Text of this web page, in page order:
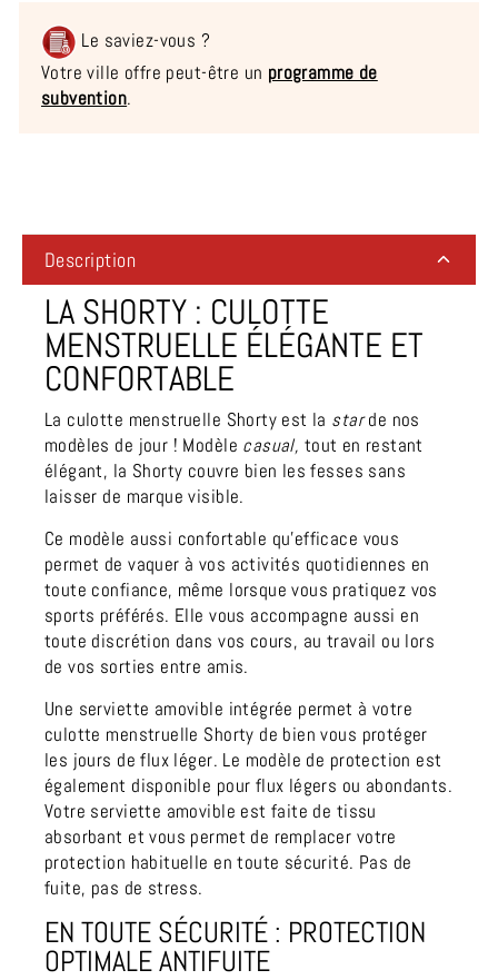
Le saviez-vous ?
Votre ville offre peut-être un programme de
subvention.
Description
LA SHORTY : CULOTTE
MENSTRUELLE ÉLÉGANTE ET
CONFORTABLE
La culotte menstruelle Shorty est la starde nos
modèles de jour ! Modèle casual, tout en restant
élégant, la Shorty couvre bien les fesses sans
laisser de marque visible.
Ce modèle aussi confortable qu’efficace vous
permet de vaquer à vos activités quotidiennes en
toute confiance, même lorsque vous pratiquez vos
sports préférés. Elle vous accompagne aussi en
toute discrétion dans vos cours, au travail ou lors
de vos sorties entre amis.
Une serviette amovible intégrée permet à votre
culotte menstruelle Shorty de bien vous protéger
les jours de flux léger. Le modèle de protection est
également disponible pour flux légers ou abondants.
Votre serviette amovible est faite de tissu
absorbant et vous permet de remplacer votre
protection habituelle en toute sécurité. Pas de
fuite, pas de stress.
EN TOUTE SÉCURITÉ : PROTECTION
OPTIMALE ANTIFUITE